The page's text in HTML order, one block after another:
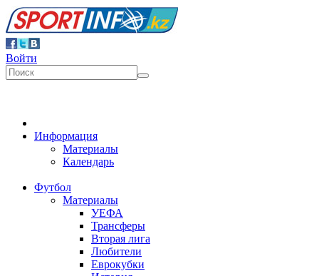
Войти
Информация
Материалы
Календарь
Футбол
Материалы
УЕФА
Трансферы
Вторая лига
Любители
Еврокубки